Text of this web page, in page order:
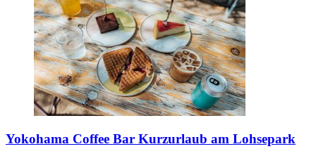
Yokohama Coffee Bar Kurzurlaub am Lohsepark